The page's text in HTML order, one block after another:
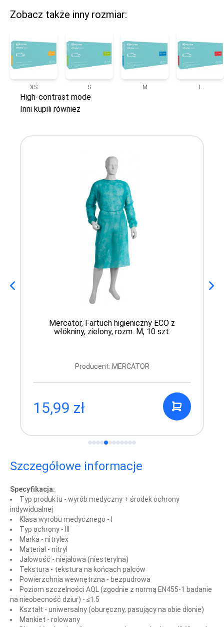
Zobacz także inny rozmiar:
XS S M L
High-contrast mode
Inni kupili również
Mercator, Fartuch higieniczny ECO z
włókniny, zielony, rozm. M, 10 szt.
Producent: MERCATOR
15,99 zł
Szczegółowe informacje
Specyfikacja:
Typ produktu - wyrób medyczny + środek ochrony
indywidualnej
Klasa wyrobu medycznego -
Typ ochrony -
Marka - nitrylex
Materiał - nitryl
Jałowość - niejałowa (niesterylna)
Tekstura - tekstura na końcach palców
Powierzchnia wewnętrzna - bezpudrowa
Poziom szczelności AQL (zgodnie z normą EN455-1 badanie
na nieobecność dziur) - ≤1.5
Kształt - uniwersalny (oburęczny, pasujący na obie dłonie)
Mankiet - rolowany